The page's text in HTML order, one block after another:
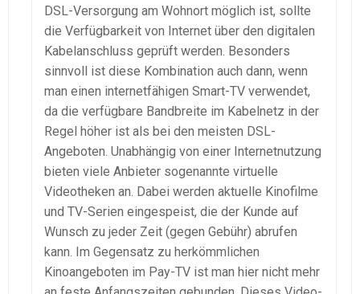
DSL-Versorgung am Wohnort möglich ist, sollte
die Verfügbarkeit von Internet über den digitalen
Kabelanschluss geprüft werden. Besonders
sinnvoll ist diese Kombination auch dann, wenn
man einen internetfähigen Smart-TV verwendet,
da die verfügbare Bandbreite im Kabelnetz in der
Regel höher ist als bei den meisten DSL-
Angeboten. Unabhängig von einer Internetnutzung
bieten viele Anbieter sogenannte virtuelle
Videotheken an. Dabei werden aktuelle Kinofilme
und TV-Serien eingespeist, die der Kunde auf
Wunsch zu jeder Zeit (gegen Gebühr) abrufen
kann. Im Gegensatz zu herkömmlichen
Kinoangeboten im Pay-TV ist man hier nicht mehr